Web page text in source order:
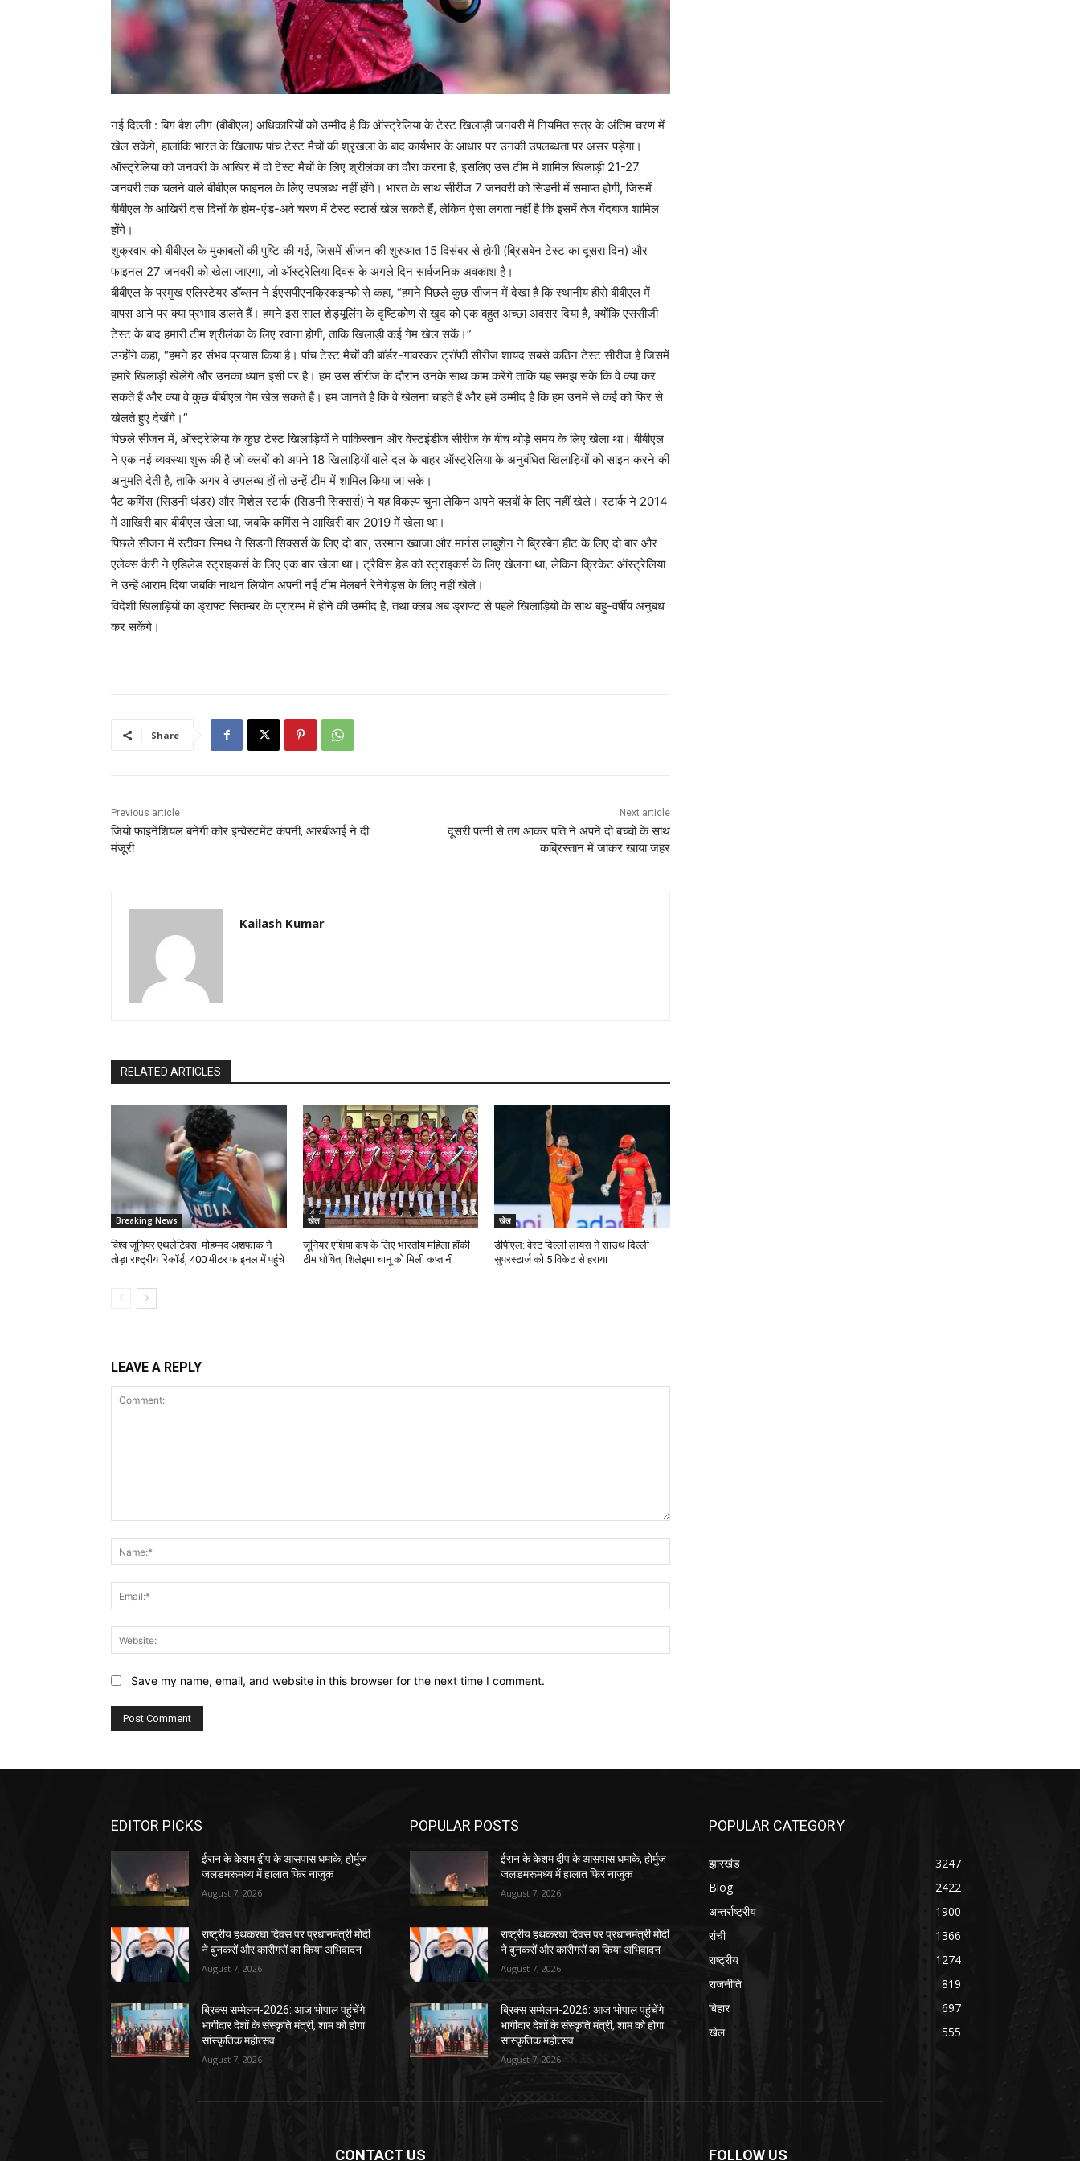
नई दिल्ली : बिग बैश लीग (बीबीएल) अधिकारियों को उम्मीद है कि ऑस्ट्रेलिया के टेस्ट खिलाड़ी जनवरी में नियमित सत्र के अंतिम चरण में
खेल सकेंगे, हालांकि भारत के खिलाफ पांच टेस्ट मैचों की श्रृंखला के बाद कार्यभार के आधार पर उनकी उपलब्धता पर असर पड़ेगा।
ऑस्ट्रेलिया को जनवरी के आखिर में दो टेस्ट मैचों के लिए श्रीलंका का दौरा करना है, इसलिए उस टीम में शामिल खिलाड़ी 21-27
जनवरी तक चलने वाले बीबीएल फाइनल के लिए उपलब्ध नहीं होंगे। भारत के साथ सीरीज 7 जनवरी को सिडनी में समाप्त होगी, जिसमें
बीबीएल के आखिरी दस दिनों के होम-एंड-अवे चरण में टेस्ट स्टार्स खेल सकते हैं, लेकिन ऐसा लगता नहीं है कि इसमें तेज गेंदबाज शामिल
होंगे।
शुक्रवार को बीबीएल के मुकाबलों की पुष्टि की गई, जिसमें सीजन की शुरुआत 15 दिसंबर से होगी (ब्रिसबेन टेस्ट का दूसरा दिन) और
फाइनल 27 जनवरी को खेला जाएगा, जो ऑस्ट्रेलिया दिवस के अगले दिन सार्वजनिक अवकाश है।
बीबीएल के प्रमुख एलिस्टेयर डॉब्सन ने ईएसपीएनक्रिकइन्फो से कहा, “हमने पिछले कुछ सीजन में देखा है कि स्थानीय हीरो बीबीएल में
वापस आने पर क्या प्रभाव डालते हैं। हमने इस साल शेड्यूलिंग के दृष्टिकोण से खुद को एक बहुत अच्छा अवसर दिया है, क्योंकि एससीजी
टेस्ट के बाद हमारी टीम श्रीलंका के लिए रवाना होगी, ताकि खिलाड़ी कई गेम खेल सकें।”
उन्होंने कहा, “हमने हर संभव प्रयास किया है। पांच टेस्ट मैचों की बॉर्डर-गावस्कर ट्रॉफी सीरीज शायद सबसे कठिन टेस्ट सीरीज है जिसमें
हमारे खिलाड़ी खेलेंगे और उनका ध्यान इसी पर है। हम उस सीरीज के दौरान उनके साथ काम करेंगे ताकि यह समझ सकें कि वे क्या कर
सकते हैं और क्या वे कुछ बीबीएल गेम खेल सकते हैं। हम जानते हैं कि वे खेलना चाहते हैं और हमें उम्मीद है कि हम उनमें से कई को फिर से
खेलते हुए देखेंगे।”
पिछले सीजन में, ऑस्ट्रेलिया के कुछ टेस्ट खिलाड़ियों ने पाकिस्तान और वेस्टइंडीज सीरीज के बीच थोड़े समय के लिए खेला था। बीबीएल
ने एक नई व्यवस्था शुरू की है जो क्लबों को अपने 18 खिलाड़ियों वाले दल के बाहर ऑस्ट्रेलिया के अनुबंधित खिलाड़ियों को साइन करने की
अनुमति देती है, ताकि अगर वे उपलब्ध हों तो उन्हें टीम में शामिल किया जा सके।
पैट कमिंस (सिडनी थंडर) और मिशेल स्टार्क (सिडनी सिक्सर्स) ने यह विकल्प चुना लेकिन अपने क्लबों के लिए नहीं खेले। स्टार्क ने 2014
में आखिरी बार बीबीएल खेला था, जबकि कमिंस ने आखिरी बार 2019 में खेला था।
पिछले सीजन में स्टीवन स्मिथ ने सिडनी सिक्सर्स के लिए दो बार, उस्मान ख्वाजा और मार्नस लाबुशेन ने ब्रिस्बेन हीट के लिए दो बार और
एलेक्स कैरी ने एडिलेड स्ट्राइकर्स के लिए एक बार खेला था। ट्रैविस हेड को स्ट्राइकर्स के लिए खेलना था, लेकिन क्रिकेट ऑस्ट्रेलिया
ने उन्हें आराम दिया जबकि नाथन लियोन अपनी नई टीम मेलबर्न रेनेगेड्स के लिए नहीं खेले।
विदेशी खिलाड़ियों का ड्राफ्ट सितम्बर के प्रारम्भ में होने की उम्मीद है, तथा क्लब अब ड्राफ्ट से पहले खिलाड़ियों के साथ बहु-वर्षीय अनुबंध
कर सकेंगे।
Share
Previous article
जियो फाइनेंशियल बनेगी कोर इन्‍वेस्‍टमेंट कंपनी, आरबीआई ने दी
मंजूरी
Next article
दूसरी पत्नी से तंग आकर पति ने अपने दो बच्चों के साथ
कब्रिस्तान में जाकर खाया जहर
Kailash Kumar
RELATED ARTICLES
Breaking News
विश्व जूनियर एथलेटिक्स: मोहम्मद अशफाक ने
तोड़ा राष्ट्रीय रिकॉर्ड, 400 मीटर फाइनल में पहुंचे
खेल
जूनियर एशिया कप के लिए भारतीय महिला हॉकी
टीम घोषित, शिलेइमा चानू को मिली कप्तानी
खेल
डीपीएल: वेस्ट दिल्ली लायंस ने साउथ दिल्ली
सुपरस्टार्ज को 5 विकेट से हराया
LEAVE A REPLY
Save my name, email, and website in this browser for the next time I comment.
EDITOR PICKS
ईरान के केशम द्वीप के आसपास धमाके, होर्मुज
जलडमरूमध्य में हालात फिर नाजुक
August 7, 2026
राष्ट्रीय हथकरघा दिवस पर प्रधानमंत्री मोदी
ने बुनकरों और कारीगरों का किया अभिवादन
August 7, 2026
ब्रिक्स सम्मेलन-2026: आज भोपाल पहुंचेंगे
भागीदार देशों के संस्कृति मंत्री, शाम को होगा
सांस्कृतिक महोत्सव
August 7, 2026
POPULAR POSTS
ईरान के केशम द्वीप के आसपास धमाके, होर्मुज
जलडमरूमध्य में हालात फिर नाजुक
August 7, 2026
राष्ट्रीय हथकरघा दिवस पर प्रधानमंत्री मोदी
ने बुनकरों और कारीगरों का किया अभिवादन
August 7, 2026
ब्रिक्स सम्मेलन-2026: आज भोपाल पहुंचेंगे
भागीदार देशों के संस्कृति मंत्री, शाम को होगा
सांस्कृतिक महोत्सव
August 7, 2026
POPULAR CATEGORY
झारखंड
3247
Blog
2422
अन्तर्राष्ट्रीय
1900
रांची
1366
राष्ट्रीय
1274
राजनीति
819
बिहार
697
खेल
555
CONTACT US FOLLOW US